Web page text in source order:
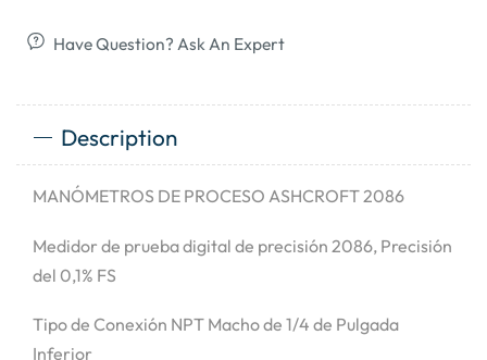
Have Question? Ask An Expert
Description
MANÓMETROS DE PROCESO ASHCROFT 2086
Medidor de prueba digital de precisión 2086, Precisión
del 0,1% FS
Tipo de Conexión NPT Macho de 1/4 de Pulgada
Inferior